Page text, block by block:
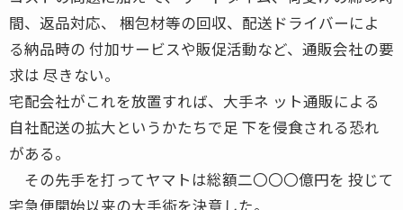
間、返品対応、 梱包材等の回収、配送ドライバーによ
る納品時の 付加サービスや販促活動など、通販会社の要
求は 尽きない。
宅配会社がこれを放置すれば、大手ネ ット通販による
自社配送の拡大というかたちで足 下を侵食される恐れ
がある。
その先手を打ってヤマトは総額二〇〇〇億円を 投じて
宅急便開始以来の大手術を決意した。